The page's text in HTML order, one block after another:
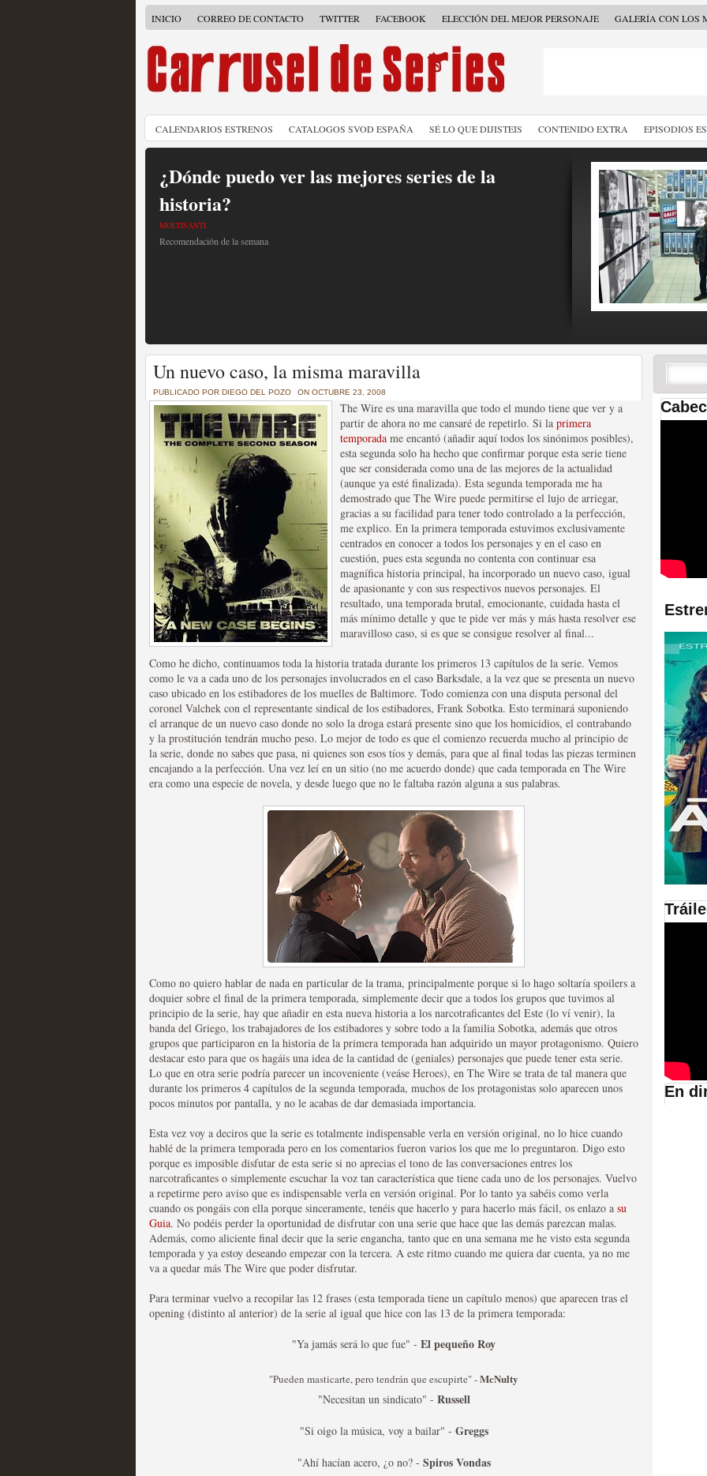
INICIO CORREO DE CONTACTO TWITTER FACEBOOK ELECCIÓN DEL MEJOR PERSONAJE GALERÍA CON LOS
CALENDARIOS ESTRENOS CATALOGOS SVOD ESPAÑA SÉ LO QUE DIJISTEIS CONTENIDO EXTRA EPISODIOS
¿Dónde puedo ver las mejores series de la
historia?
MOLTISANTI
Recomendación de la semana
Un recorrido por todas las temporadas de Game
of Thrones a través de sus mejores tráilers
MOLTISANTI
Recomendación de la semana
La burbuja de los jugadores de la ficción
original
MOLTISANTI
Recomendación de la semana
Las series disponibles en las plataformas SVOD
tienen fecha de caducidad
Recomendación de la semana
La barrera de las 500 series al año se superará
desde Silicon Valley
MOLTISANTI
Recomendación de la semana
Mi experiencia como usuario de HBO España
MOLTISANTI
Recomendación de la semana
The Get Down o cómo acabar siendo una de las
series más caras de la historia
Un nuevo caso, la misma maravilla
PUBLICADO POR DIEGO DEL POZO ON OCTUBRE 23, 2008
The Wire es una maravilla que todo el mundo tiene que ver y a
partir de ahora no me cansaré de repetirlo. Si la primera
temporada me encantó (añadir aquí todos los sinónimos posibles),
esta segunda solo ha hecho que confirmar porque esta serie tiene
que ser considerada como una de las mejores de la actualidad
(aunque ya esté finalizada). Esta segunda temporada me ha
demostrado que The Wire puede permitirse el lujo de arriegar,
gracias a su facilidad para tener todo controlado a la perfección,
me explico. En la primera temporada estuvimos exclusivamente
centrados en conocer a todos los personajes y en el caso en
cuestión, pues esta segunda no contenta con continuar esa
magnífica historia principal, ha incorporado un nuevo caso, igual
de apasionante y con sus respectivos nuevos personajes. El
resultado, una temporada brutal, emocionante, cuidada hasta el
más mínimo detalle y que te pide ver más y más hasta resolver ese
maravilloso caso, si es que se consigue resolver al final...
Como he dicho, continuamos toda la historia tratada durante los primeros 13 capítulos de la serie. Vemos
como le va a cada uno de los personajes involucrados en el caso Barksdale, a la vez que se presenta un nuevo
caso ubicado en los estibadores de los muelles de Baltimore. Todo comienza con una disputa personal del
coronel Valchek con el representante sindical de los estibadores, Frank Sobotka. Esto terminará suponiendo
el arranque de un nuevo caso donde no solo la droga estará presente sino que los homicidios, el contrabando
y la prostitución tendrán mucho peso. Lo mejor de todo es que el comienzo recuerda mucho al principio de
la serie, donde no sabes que pasa, ni quienes son esos tíos y demás, para que al final todas las piezas terminen
encajando a la perfección. Una vez leí en un sitio (no me acuerdo donde) que cada temporada en The Wire
era como una especie de novela, y desde luego que no le faltaba razón alguna a sus palabras.
Como no quiero hablar de nada en particular de la trama, principalmente porque si lo hago soltaría spoilers a
doquier sobre el final de la primera temporada, simplemente decir que a todos los grupos que tuvimos al
principio de la serie, hay que añadir en esta nueva historia a los narcotraficantes del Este (lo ví venir), la
banda del Griego, los trabajadores de los estibadores y sobre todo a la familia Sobotka, además que otros
grupos que participaron en la historia de la primera temporada han adquirido un mayor protagonismo. Quiero
destacar esto para que os hagáis una idea de la cantidad de (geniales) personajes que puede tener esta serie.
Lo que en otra serie podría parecer un incoveniente (veáse Heroes), en The Wire se trata de tal manera que
durante los primeros 4 capítulos de la segunda temporada, muchos de los protagonistas solo aparecen unos
pocos minutos por pantalla, y no le acabas de dar demasiada importancia.
Esta vez voy a deciros que la serie es totalmente indispensable verla en versión original, no lo hice cuando
hablé de la primera temporada pero en los comentarios fueron varios los que me lo preguntaron. Digo esto
porque es imposible disfutar de esta serie si no aprecias el tono de las conversaciones entres los
narcotraficantes o simplemente escuchar la voz tan característica que tiene cada uno de los personajes. Vuelvo
a repetirme pero aviso que es indispensable verla en versión original. Por lo tanto ya sabéis como verla
cuando os pongáis con ella porque sinceramente, tenéis que hacerlo y para hacerlo más fácil, os enlazo a su
Guia. No podéis perder la oportunidad de disfrutar con una serie que hace que las demás parezcan malas.
Además, como aliciente final decir que la serie engancha, tanto que en una semana me he visto esta segunda
temporada y ya estoy deseando empezar con la tercera. A este ritmo cuando me quiera dar cuenta, ya no me
va a quedar más The Wire que poder disfrutar.
Para terminar vuelvo a recopilar las 12 frases (esta temporada tiene un capítulo menos) que aparecen tras el
opening (distinto al anterior) de la serie al igual que hice con las 13 de la primera temporada:
"Ya jamás será lo que fue" - El pequeño Roy
"Pueden masticarte, pero tendrán que escupirte" -McNulty
"Necesitan un sindicato" - Russell
"Si oigo la música, voy a bailar" - Greggs
"Ahí hacían acero, ¿o no? - Spiros Vondas
En